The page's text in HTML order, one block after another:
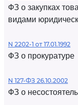
ФЗ о закупках
видами
N 2202-1 от 17.01.1992
ФЗ о прокуратуре
N 127-ФЗ 26.10.2002
ФЗ о